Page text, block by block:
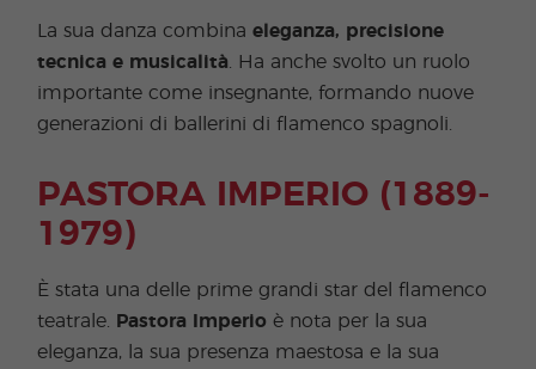
La sua danza combinaeleganza, precisione
tecnica e musicalità . Ha anche svolto un ruolo
importante come insegnante, formando nuove
generazioni di ballerini di flamenco spagnoli.
PASTORA IMPERIO (1889-
1979)
È stata una delle prime grandi star del flamenco
teatrale.
Pastora Imperio è nota per la sua
eleganza, la sua presenza maestosa e la sua